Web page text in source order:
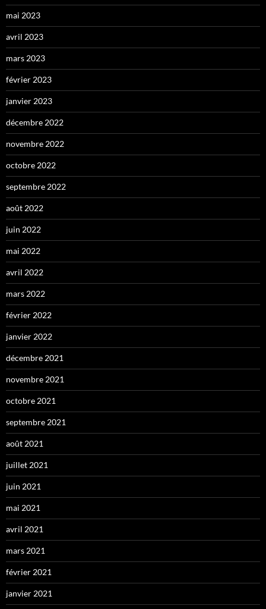
mai 2023
avril 2023
mars 2023
février 2023
janvier 2023
décembre 2022
novembre 2022
octobre 2022
septembre 2022
août 2022
juin 2022
mai 2022
avril 2022
mars 2022
février 2022
janvier 2022
décembre 2021
novembre 2021
octobre 2021
septembre 2021
août 2021
juillet 2021
juin 2021
mai 2021
avril 2021
mars 2021
février 2021
janvier 2021